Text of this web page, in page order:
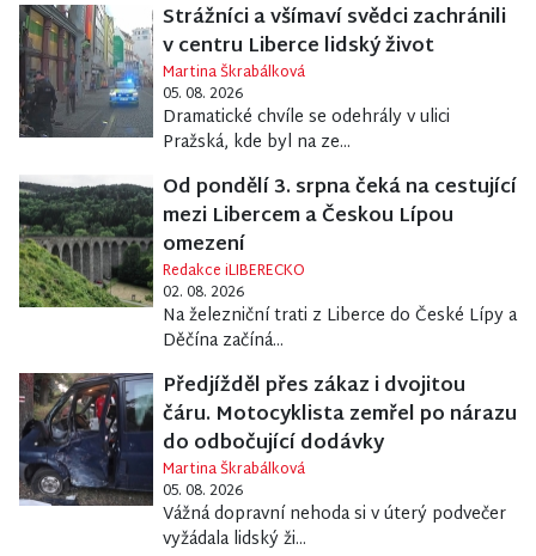
Strážníci a všímaví svědci zachránili
v centru Liberce lidský život
Martina Škrabálková
05. 08. 2026
Dramatické chvíle se odehrály v ulici
Pražská, kde byl na ze...
Od pondělí 3. srpna čeká na cestující
mezi Libercem a Českou Lípou
omezení
Redakce iLIBERECKO
02. 08. 2026
Na železniční trati z Liberce do České Lípy a
Děčína začíná...
Předjížděl přes zákaz i dvojitou
čáru. Motocyklista zemřel po nárazu
do odbočující dodávky
Martina Škrabálková
05. 08. 2026
Vážná dopravní nehoda si v úterý podvečer
vyžádala lidský ži...